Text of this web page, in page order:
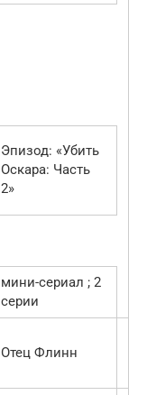
Эпизод: «Убить
Оскара: Часть
2»
мини-сериал ; 2
серии
Отец Флинн